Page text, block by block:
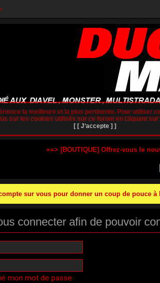
==> [BOUTIQUE] Offrez-vous le
sur vous pour donner un coup de pouce
connecter afin de pouvoir
mon mot de passe
la meilleure et la plus pertinente. Pour utiliser
sur les cookies utilisés sur ce forum en cliquant
[ [ J’accepte ] ]